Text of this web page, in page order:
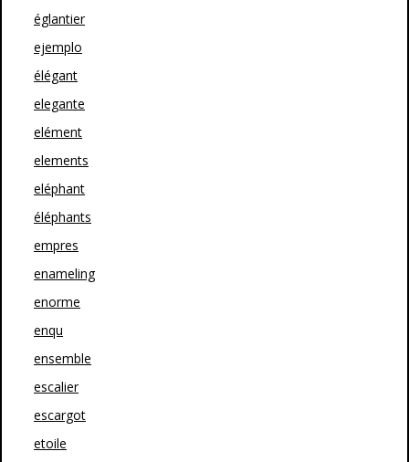
églantier
ejemplo
élégant
elegante
elément
elements
eléphant
éléphants
empres
enameling
enorme
enqu
ensemble
escalier
escargot
etoile